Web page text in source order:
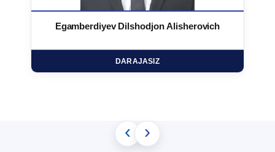
Egamberdiyev Dilshodjon Alisherovich
DARAJASIZ
‹ ›